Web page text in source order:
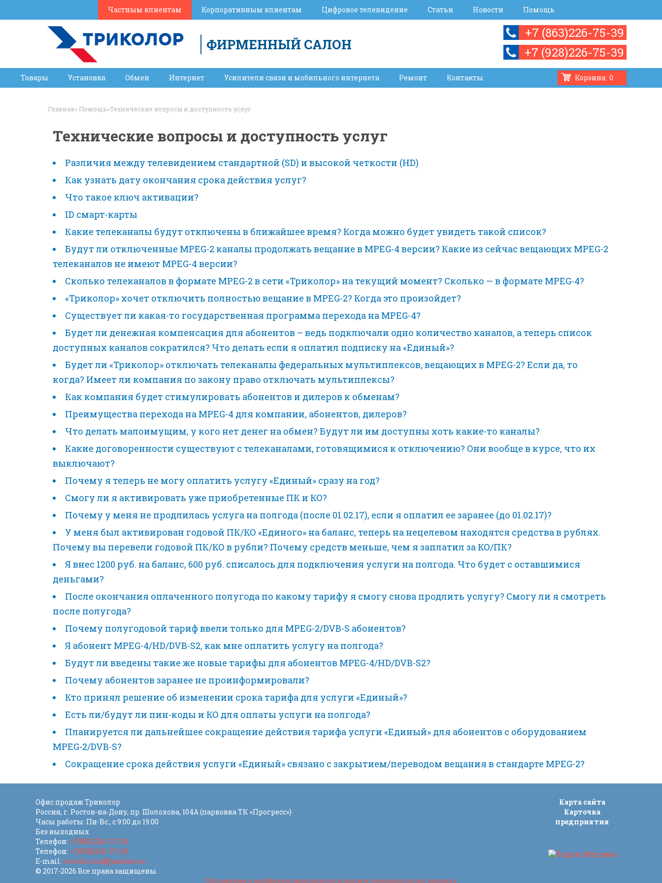
Частным клиентам Корпоративным клиентам Цифровое телевидение Статьи Новости Помощь
ФИРМЕННЫЙ САЛОН
+7 (863)226-75-39
+7 (928)226-75-39
Товары Установка Обмен Интернет Усилители связи и мобильного интернета Ремонт Контакты Корзина: 0
Главная» Помощь»Технические вопросы и доступность услуг
Технические вопросы и доступность услуг
Различия между телевидением стандартной (SD) и высокой четкости (HD)
Как узнать дату окончания срока действия услуг?
Что такое ключ активации?
ID смарт-карты
Какие телеканалы будут отключены в ближайшее время? Когда можно будет увидеть такой список?
Будут ли отключенные MPEG-2 каналы продолжать вещание в MPEG-4 версии? Какие из сейчас вещающих MPEG-2
телеканалов не имеют MPEG-4 версии?
Сколько телеканалов в формате MPEG-2 в сети «Триколор» на текущий момент? Сколько — в формате MPEG-4?
«Триколор» хочет отключить полностью вещание в MPEG-2? Когда это произойдет?
Существует ли какая-то государственная программа перехода на MPEG-4?
Будет ли денежная компенсация для абонентов – ведь подключали одно количество каналов, а теперь список
доступных каналов сократился? Что делать если я оплатил подписку на «Единый»?
Будет ли «Триколор» отключать телеканалы федеральных мультиплексов, вещающих в MPEG-2? Если да, то
когда? Имеет ли компания по закону право отключать мультиплексы?
Как компания будет стимулировать абонентов и дилеров к обменам?
Преимущества перехода на MPEG-4 для компании, абонентов, дилеров?
Что делать малоимущим, у кого нет денег на обмен? Будут ли им доступны хоть какие-то каналы?
Какие договоренности существуют с телеканалами, готовящимися к отключению? Они вообще в курсе, что их
выключают?
Почему я теперь не могу оплатить услугу «Единый» сразу на год?
Смогу ли я активировать уже приобретенные ПК и КО?
Почему у меня не продлилась услуга на полгода (после 01.02.17), если я оплатил ее заранее (до 01.02.17)?
У меня был активирован годовой ПК/КО «Единого» на баланс, теперь на нецелевом находятся средства в рублях.
Почему вы перевели годовой ПК/КО в рубли? Почему средств меньше, чем я заплатил за КО/ПК?
Я внес 1200 руб. на баланс, 600 руб. списалось для подключения услуги на полгода. Что будет с оставшимися
деньгами?
После окончания оплаченного полугода по какому тарифу я смогу снова продлить услугу? Смогу ли я смотреть
после полугода?
Почему полугодовой тариф ввели только для MPEG-2/DVB-S абонентов?
Я абонент MPEG-4/HD/DVB-S2, как мне оплатить услугу на полгода?
Будут ли введены такие же новые тарифы для абонентов MPEG-4/HD/DVB-S2?
Почему абонентов заранее не проинформировали?
Кто принял решение об изменении срока тарифа для услуги «Единый»?
Есть ли/будут ли пин-коды и КО для оплаты услуги на полгода?
Планируется ли дальнейшее сокращение действия тарифа услуги «Единый» для абонентов с оборудованием
MPEG-2/DVB-S?
Сокращение срока действия услуги «Единый» связано с закрытием/переводом вещания в стандарте MPEG-2?
Офис продаж Триколор
Россия, г. Ростов-на-Дону, пр. Шолохова, 104А (парковка ТК «Прогресс»)
Часы работы: Пн-Вс., с 9:00 до 19:00
Без выходных
Телефон: +7(863)226-75-39
Телефон: +7(928)226-75-39
E-mail: tricolor.rnd@yandex.ru
© 2017-2026 Все права защищены.
Карта сайта
Карточка
предприятия
Положение о конфиденциальности и защите персональных данных